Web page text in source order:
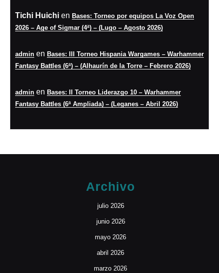
Tichi Huichi en Bases: Torneo por equipos La Voz Open
2026 – Age of Sigmar (4ª) – (Lugo – Agosto 2026)
admin en Bases: III Torneo Hispania Wargames – Warhammer
Fantasy Battles (6ª) – (Alhaurín de la Torre – Febrero 2026)
admin en Bases: II Torneo Liderazgo 10 – Warhammer
Fantasy Battles (6ª Ampliada) – (Leganes – Abril 2026)
Archivo
julio 2026
junio 2026
mayo 2026
abril 2026
marzo 2026